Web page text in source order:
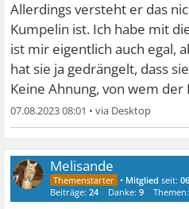
Allerdings versteht er das
Kumpelin ist. Ich habe mit
ist mir eigentlich auch egal,
hat sie ja gedrängelt, dass
Keine Ahnung, von wem
07.08.2023 08:01 •
Melisande
• Mitglied seit:
Beiträge:24 Danke:9 Themen: